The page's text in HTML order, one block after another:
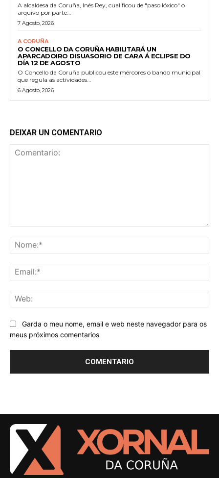
A alcaldesa da Coruña, Inés Rey, cualificou de "paso lóxico" o
arquivo por parte...
7 Agosto, 2026
A CORUÑA
O CONCELLO DA CORUÑA HABILITARÁ UN
APARCADOIRO DISUASORIO DE CARA Á ECLIPSE DO
DÍA 12 DE AGOSTO
O Concello da Coruña publicou este mércores o bando municipal
que regula as actividades...
6 Agosto, 2026
DEIXAR UN COMENTARIO
Garda o meu nome, email e web neste navegador para os
meus próximos comentarios